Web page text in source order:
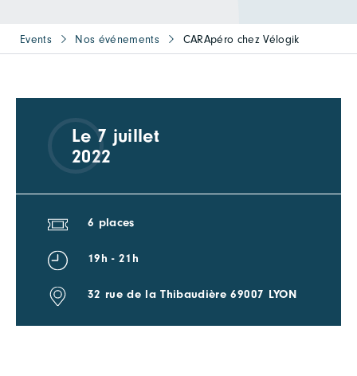
Events Nos événements CARApéro chez Vélogik
Le 7 juillet
2022
6 places
19h - 21h
32 rue de la Thibaudière 69007 LYON